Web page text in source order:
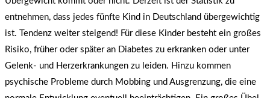
entnehmen, dass jedes fünfte Kind in Deutschland übergewichtig
ist. Tendenz weiter steigend! Für diese Kinder besteht ein großes
Risiko, früher oder später an Diabetes zu erkranken oder unter
Gelenk- und Herzerkrankungen zu leiden. Hinzu kommen
psychische Probleme durch Mobbing und Ausgrenzung, die eine